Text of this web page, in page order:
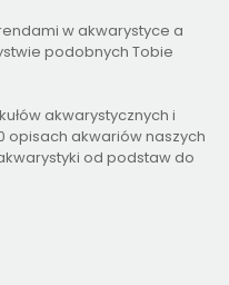
w akwarystyce a
podobnych Tobie
akwarystycznych i
opisach akwariów naszych
od podstaw do